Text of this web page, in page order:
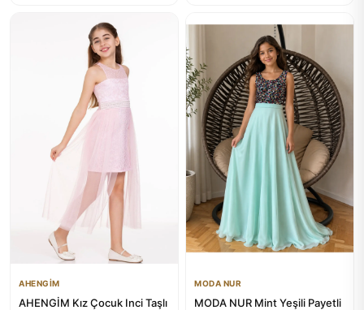
AHENGİM
AHENGİM Kız Çocuk Inci Taşlı
MODA NUR
MODA NUR Mint Yeşili Payetli